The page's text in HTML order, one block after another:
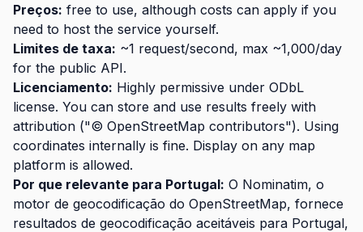
Preços: free to use, although costs can apply if you
need to host the service yourself.
Limites de taxa: ~1 request/second, max ~1,000/day
for the public API.
Licenciamento: Highly permissive under ODbL
license. You can store and use results freely with
attribution ("© OpenStreetMap contributors"). Using
coordinates internally is fine. Display on any map
platform is allowed.
Por que relevante para Portugal: O Nominatim, o
motor de geocodificação do OpenStreetMap, fornece
resultados de geocodificação aceitáveis para Portugal,